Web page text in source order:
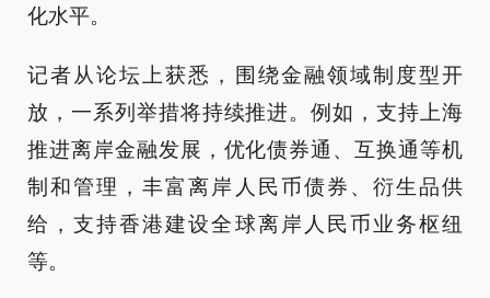
化水平。
记者从论坛上获悉，围绕金融领域制度型开
放，一系列举措将持续推进。例如，支持上海
推进离岸金融发展，优化债券通、互换通等机
制和管理，丰富离岸人民币债券、衍生品供
给，支持香港建设全球离岸人民币业务枢纽
等。